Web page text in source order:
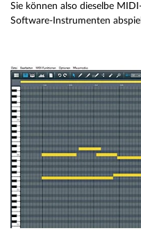
Sie können also dieselbe
Software-Instrumenten